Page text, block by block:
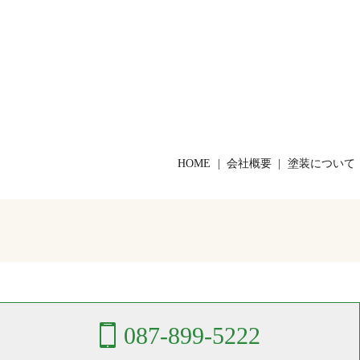
087-899-5222
HOME 会社概要 塗装について